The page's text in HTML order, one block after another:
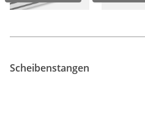
Scheibenstangen